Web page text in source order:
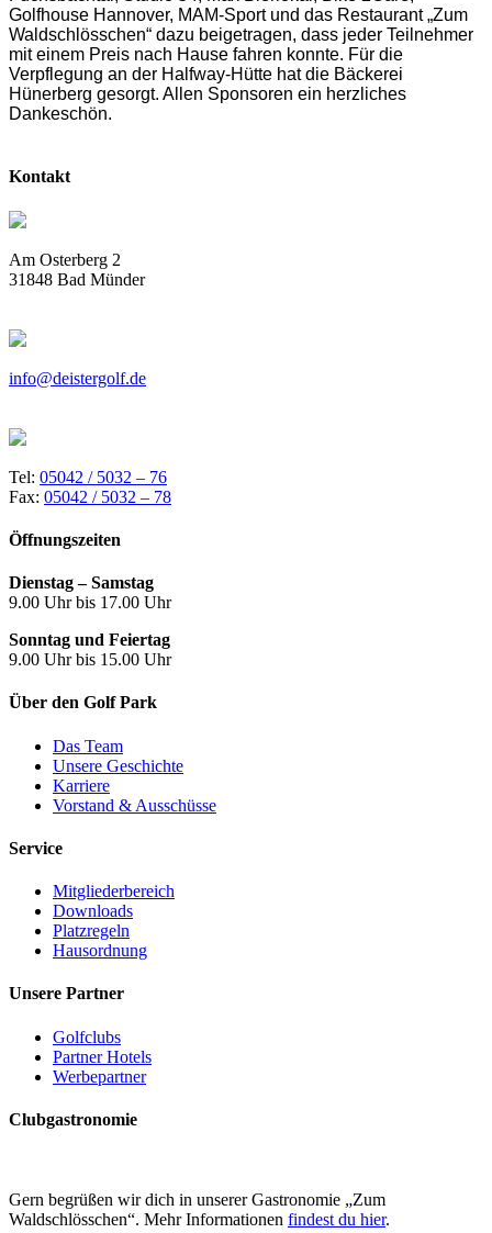
Golfhouse Hannover, MAM-Sport und das Restaurant „Zum
Waldschlösschen“ dazu beigetragen, dass jeder Teilnehmer
mit einem Preis nach Hause fahren konnte. Für die
Verpflegung an der Halfway-Hütte hat die Bäckerei
Hünerberg gesorgt. Allen Sponsoren ein herzliches
Dankeschön.
Kontakt
Am Osterberg 2
31848 Bad Münder
info@deistergolf.de
Tel: 05042 / 5032 – 76
Fax: 05042 / 5032 – 78
Öffnungszeiten
Dienstag – Samstag
9.00 Uhr bis 17.00 Uhr
Sonntag und Feiertag
9.00 Uhr bis 15.00 Uhr
Über den Golf Park
Das Team
Unsere Geschichte
Karriere
Vorstand & Ausschüsse
Service
Mitgliederbereich
Downloads
Platzregeln
Hausordnung
Unsere Partner
Golfclubs
Partner Hotels
Werbepartner
Clubgastronomie
Gern begrüßen wir dich in unserer Gastronomie „Zum
Waldschlösschen“. Mehr Informationen findest du hier.